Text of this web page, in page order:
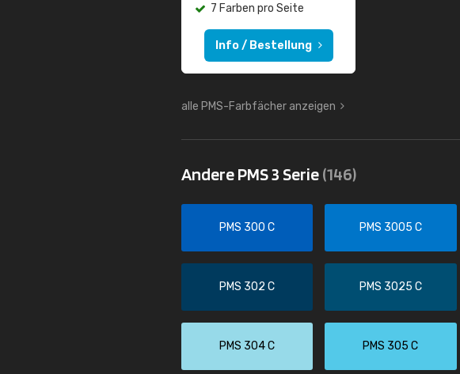
7 Farben pro Seite
Info / Bestellung
alle PMS-Farbfächer anzeigen
Andere PMS 3 Serie(146)
PMS 300 C PMS 3005 C
PMS 302 C PMS 3025 C
PMS 304 C PMS 305 C